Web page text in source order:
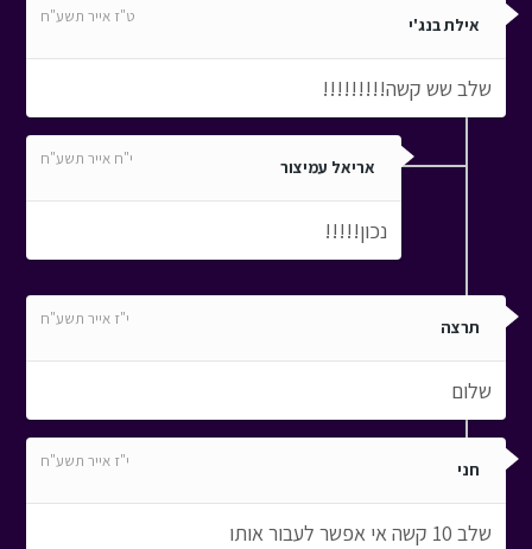
אילת בנג'י ט"ז אייר תשע"ח
שלב שש קשה!!!!!!!!!
אריאל עמיצור י"ח אייר תשע"ח
נכון!!!!!
תרצה י"ז אייר תשע"ח
שלום
חני י"ז אייר תשע"ח
שלב 10 קשה אי אפשר לעבור אותו